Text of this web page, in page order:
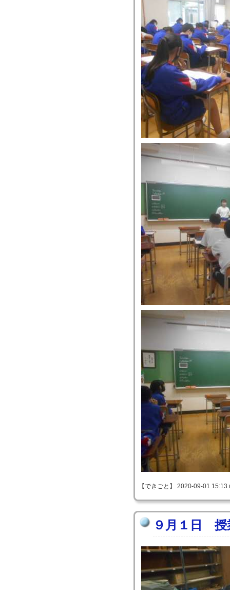
【できごと】 2020-09-01
９月１日 授